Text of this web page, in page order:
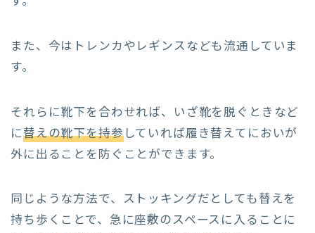
また、今はトレンカやレギンスなども流通していま
す。
それらに靴下を合わせれば、いざ靴を脱ぐときなど
に替えの靴下を持参していれば履き替えてにおいが
外に出ることを防ぐことができます。
同じような方法で、ストッキングだとしても替えを
持ち歩くことで、急に座敷のスペースに入ることに